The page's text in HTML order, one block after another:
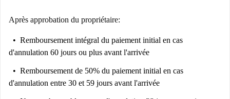
Après approbation du propriétaire:
Remboursement intégral du paiement initial en cas
d'annulation 60 jours ou plus avant l'arrivée
Remboursement de 50% du paiement initial en cas
d'annulation entre 30 et 59 jours avant l'arrivée